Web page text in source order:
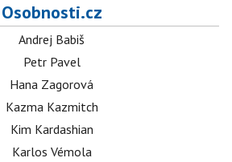
Osobnosti.cz
Andrej Babiš
Petr Pavel
Hana Zagorová
Kazma Kazmitch
Kim Kardashian
Karlos Vémola